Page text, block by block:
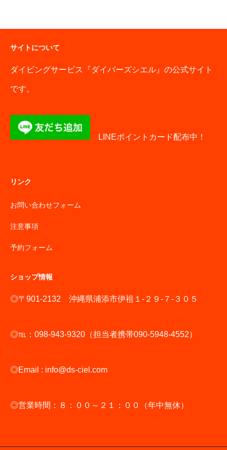
サイトについて
ダイビングサービス『ダイバーズシエル』の公式サイト
です。
LINEポイントカード配布中！
リンク
お問い合わせフォーム
注意事項
予約フォーム
ショップ情報
◎〒901-2132 沖縄県浦添市伊祖１-２９-７-３０５
◎℡：098-943-9320（担当者携帯090-5948-4552）
◎Email : info@ds-ciel.com
◎営業時間：８：００～２１：００（年中無休）